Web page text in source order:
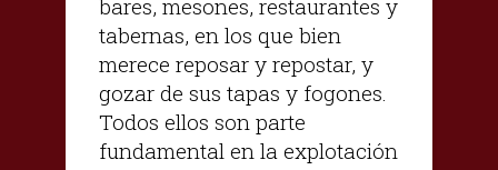
bares, mesones, restaurantes y
tabernas, en los que bien
merece reposar y repostar, y
gozar de sus tapas y fogones.
Todos ellos son parte
fundamental en la explotación